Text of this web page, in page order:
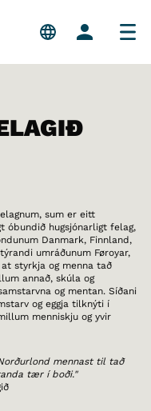
sum er eitt
hugsjónarligt felag,
Danmark, Finnland,
umráðunum Føroyar,
styrkja og menna tað
annað, skúla og
og mentan. Síðani
og eggja tilknýti í
menniskju og yvir
mennast til tað
tær í boði."